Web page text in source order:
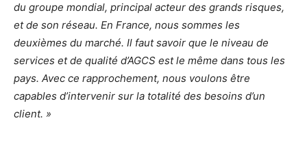
du groupe mondial, principal acteur des grands risques,
et de son réseau. En France, nous sommes les
deuxièmes du marché. Il faut savoir que le niveau de
services et de qualité d’AGCS est le même dans tous les
pays. Avec ce rapprochement, nous voulons être
capables d’intervenir sur la totalité des besoins d’un
client. »